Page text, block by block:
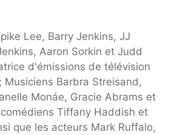
Lee, Barry Jenkins, JJ
Aaron Sorkin et Judd
d'émissions de télévision
Musiciens Barbra Streisand,
Monáe, Gracie Abrams et
Tiffany Haddish et
que les acteurs Mark Ruffalo,